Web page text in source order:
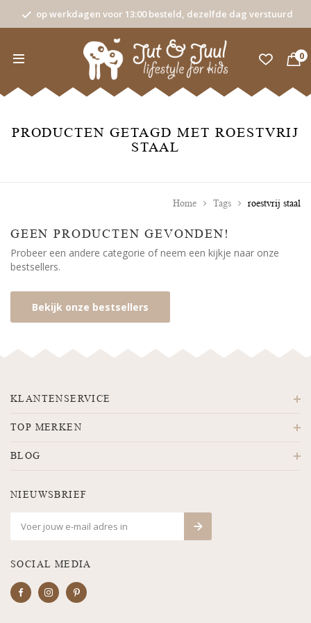
op werkdagen voor 13:00 besteld, dezelfde dag verstuurd
0
PRODUCTEN GETAGD MET ROESTVRIJ
STAAL
Home Tags roestvrij staal
GEEN PRODUCTEN GEVONDEN!
Probeer een andere categorie of neem een kijkje naar onze
bestsellers.
Bekijk onze bestsellers
KLANTENSERVICE
TOP MERKEN
BLOG
NIEUWSBRIEF
SOCIAL MEDIA